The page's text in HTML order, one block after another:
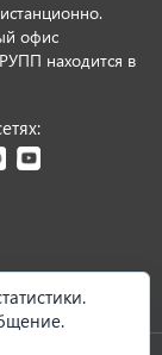
офис
находится в